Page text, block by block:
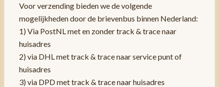
Voor verzending bieden we de volgende
mogelijkheden door de brievenbus binnen Nederland:
1) Via PostNL met en zonder track & trace naar
huisadres
2) via DHL met track & trace naar service punt of
huisadres
3) via DPD met track & trace naar huisadres